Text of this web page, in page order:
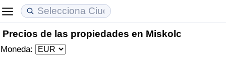
Precios de las propiedades en Miskolc
Moneda:
Coste de vida
Precios de las propiedades
Calidad de Vida